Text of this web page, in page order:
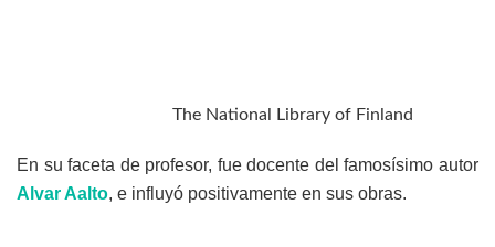
The National Library of Finland
En su faceta de profesor, fue docente del famosísimo autor
Alvar Aalto, e influyó positivamente en sus obras.